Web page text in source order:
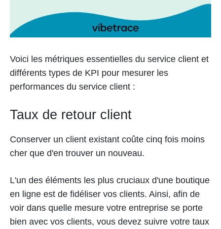
Voici les métriques essentielles du service client et
différents types de KPI pour mesurer les
performances du service client :
Taux de retour client
Conserver un client existant coûte cinq fois moins
cher que d'en trouver un nouveau.
L'un des éléments les plus cruciaux d'une boutique
en ligne est de fidéliser vos clients. Ainsi, afin de
voir dans quelle mesure votre entreprise se porte
bien avec vos clients, vous devez suivre votre taux